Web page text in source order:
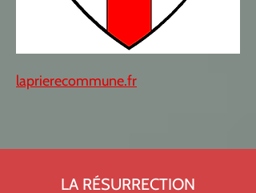
laprierecommune.fr
LA RÉSURRECTION